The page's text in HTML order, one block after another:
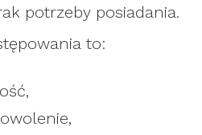
potrzeby posiadania.
to: